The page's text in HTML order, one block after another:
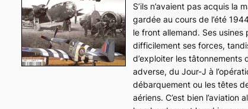
S’ils n’avaient pas acquis la
gardée au cours de l’été
le front allemand. Ses
difficilement ses forces,
d’exploiter les tâtonnements
adverse, du Jour-J à
débarquement ou les têtes
aériens. C’est bien